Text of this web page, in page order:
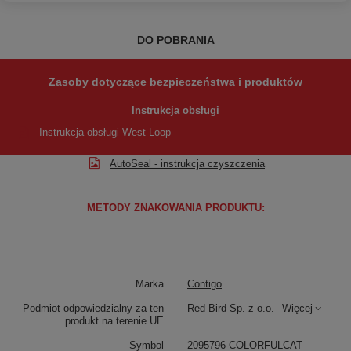
DO POBRANIA
Zasoby dotyczące bezpieczeństwa i produktów
Instrukcja obsługi
Instrukcja obsługi West Loop
AutoSeal - instrukcja czyszczenia
METODY ZNAKOWANIA PRODUKTU:
Marka Contigo
Podmiot odpowiedzialny za ten
produkt na terenie UE
Red Bird Sp. z o.o. Więcej
Symbol 2095796-COLORFULCAT